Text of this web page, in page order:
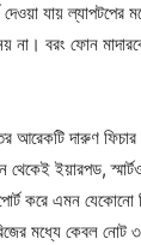
যায় ল্যাপটপের
না। বরং ফোন
আরেকটি দারুণ
থেকেই ইয়ারপড,
করে এমন যেকোনো
মধ্যে কেবল নোট